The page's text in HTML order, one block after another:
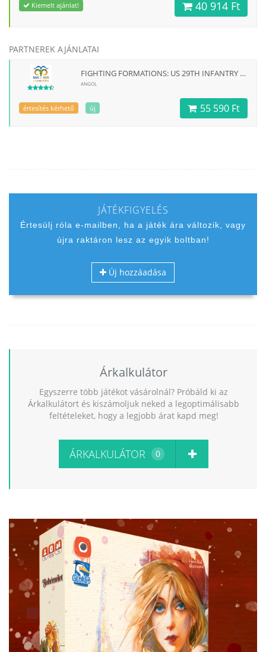
Kiemelt ajánlat! 40 914 Ft
PARTNEREK AJÁNLATAI
FIGHTING FORMATIONS: US 29TH INFANTRY DIVISION - EN
ANGOL
értesítés kérhető új 55 590 Ft
JÁTÉKFIGYELÉS
Értesülj róla e-mailben, ha a játék ára változik, vagy
újra raktáron lesz az egyik boltban!
Új hozzáadása
Árkalkulátor
Egyszerre több játékot vásárolnál? Próbáld ki az
Árkalkulátort és kiszámoljuk neked a legoptimálisabb
feltételeket, hogy a legjobb árat kapd meg!
ÁRKALKULÁTOR 0